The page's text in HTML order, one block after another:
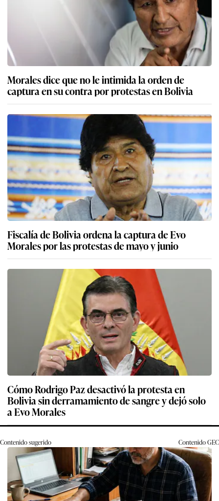
Morales dice que no le intimida la orden de
captura en su contra por protestas en Bolivia
Fiscalía de Bolivia ordena la captura de Evo
Morales por las protestas de mayo y junio
Cómo Rodrigo Paz desactivó la protesta en
Bolivia sin derramamiento de sangre y dejó solo
a Evo Morales
Contenido sugerido ContenidoGEC